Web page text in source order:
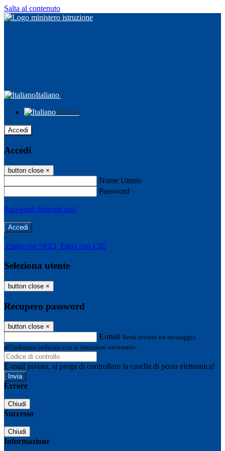
Salta al contenuto
Italiano
Italiano
Accedi
Accedi
button close ×
Nome Utente
Password
Password dimenticata?
-
Entra con SPID Entra con CIE
Seleziona utente
button close ×
Recupero password
button close ×
E-mail Verrà inviato un messaggio
all'indirizzo indicato con le istruzioni necessarie.
E-mail inviata, si prega di controllare la casella di posta elettronica!
Errore
Chiudi
Successo
Chiudi
Informazione